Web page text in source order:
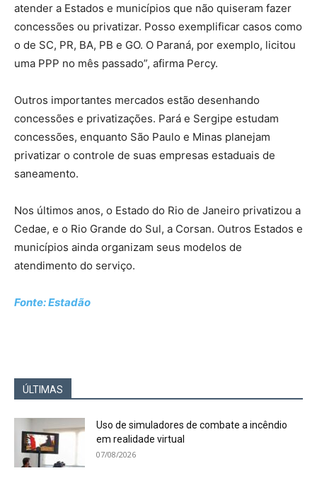
atender a Estados e municípios que não quiseram fazer
concessões ou privatizar. Posso exemplificar casos como
o de SC, PR, BA, PB e GO. O Paraná, por exemplo, licitou
uma PPP no mês passado”, afirma Percy.
Outros importantes mercados estão desenhando
concessões e privatizações. Pará e Sergipe estudam
concessões, enquanto São Paulo e Minas planejam
privatizar o controle de suas empresas estaduais de
saneamento.
Nos últimos anos, o Estado do Rio de Janeiro privatizou a
Cedae, e o Rio Grande do Sul, a Corsan. Outros Estados e
municípios ainda organizam seus modelos de
atendimento do serviço.
Fonte: Estadão
ÚLTIMAS
Uso de simuladores de combate a incêndio
em realidade virtual
07/08/2026